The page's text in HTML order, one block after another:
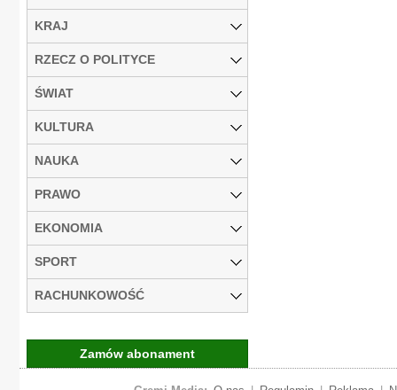
KRAJ
RZECZ O POLITYCE
ŚWIAT
KULTURA
NAUKA
PRAWO
EKONOMIA
SPORT
RACHUNKOWOŚĆ
Zamów abonament